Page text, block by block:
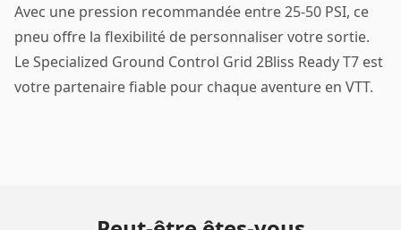
Avec une pression recommandée entre 25-50 PSI, ce
pneu offre la flexibilité de personnaliser votre sortie.
Le Specialized Ground Control Grid 2Bliss Ready T7 est
votre partenaire fiable pour chaque aventure en VTT.